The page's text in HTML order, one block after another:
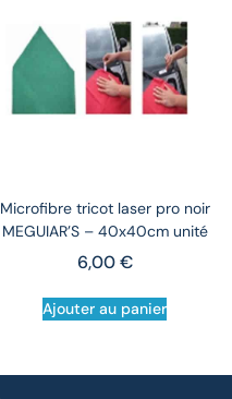
Microfibre tricot laser pro noir
MEGUIAR’S – 40x40cm unité
6,00€
Ajouter au panier